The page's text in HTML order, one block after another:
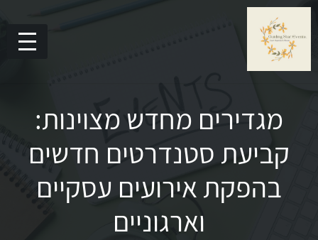
מגדירים מחדש מצוינות:
קביעת סטנדרטים חדשים
בהפקת אירועים עסקיים
וארגוניים